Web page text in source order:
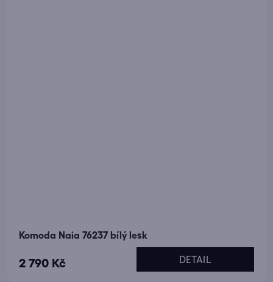
Komoda Naia 76237 bílý lesk
2 790 Kč DETAIL